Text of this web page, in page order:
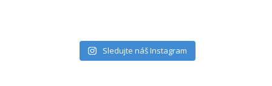
Sledujte náš Instagram